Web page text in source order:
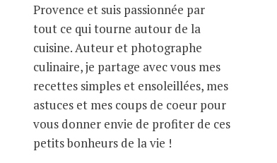
Provence et suis passionnée par
tout ce qui tourne autour de la
cuisine. Auteur et photographe
culinaire, je partage avec vous mes
recettes simples et ensoleillées, mes
astuces et mes coups de coeur pour
vous donner envie de profiter de ces
petits bonheurs de la vie !